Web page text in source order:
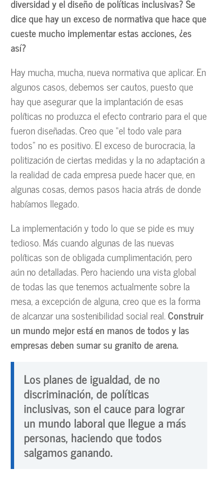
diversidad y el diseño de políticas inclusivas? Se
dice que hay un exceso de normativa que hace que
cueste mucho implementar estas acciones, ¿es
así?
Hay mucha, mucha, nueva normativa que aplicar. En
algunos casos, debemos ser cautos, puesto que
hay que asegurar que la implantación de esas
políticas no produzca el efecto contrario para el que
fueron diseñadas. Creo que “el todo vale para
todos” no es positivo. El exceso de burocracia, la
politización de ciertas medidas y la no adaptación a
la realidad de cada empresa puede hacer que, en
algunas cosas, demos pasos hacia atrás de donde
habíamos llegado.
La implementación y todo lo que se pide es muy
tedioso. Más cuando algunas de las nuevas
políticas son de obligada cumplimentación, pero
aún no detalladas. Pero haciendo una vista global
de todas las que tenemos actualmente sobre la
mesa, a excepción de alguna, creo que es la forma
de alcanzar una sostenibilidad social real.Construir
un mundo mejor está en manos de todos y las
empresas deben sumar su granito de arena.
Los planes de igualdad, de no
discriminación, de políticas
inclusivas, son el cauce para lograr
un mundo laboral que llegue a más
personas, haciendo que todos
salgamos ganando.